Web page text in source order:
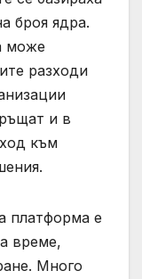
броя ядра.
може
разходи
и в
към
платформа е
време,
Много